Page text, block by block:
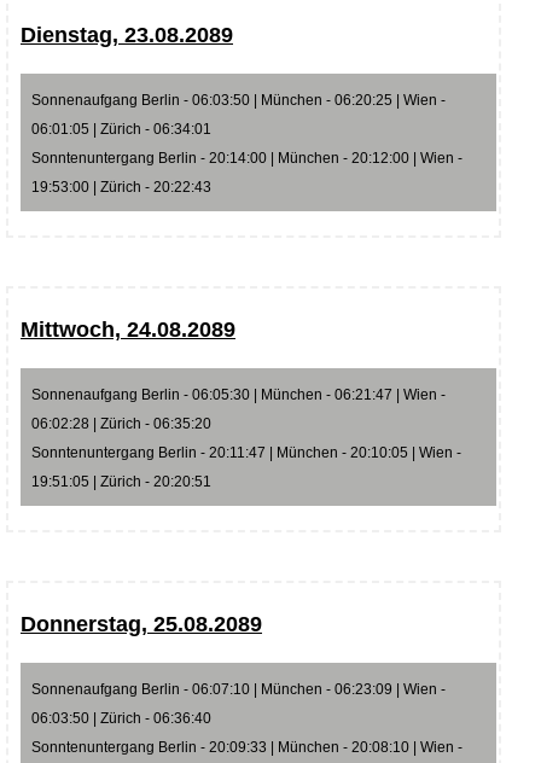
Dienstag, 23.08.2089
Sonnenaufgang Berlin - 06:03:50 | München - 06:20:25 | Wien -
06:01:05 | Zürich - 06:34:01
Sonntenuntergang Berlin - 20:14:00 | München - 20:12:00 | Wien -
19:53:00 | Zürich - 20:22:43
Mittwoch, 24.08.2089
Sonnenaufgang Berlin - 06:05:30 | München - 06:21:47 | Wien -
06:02:28 | Zürich - 06:35:20
Sonntenuntergang Berlin - 20:11:47 | München - 20:10:05 | Wien -
19:51:05 | Zürich - 20:20:51
Donnerstag, 25.08.2089
Sonnenaufgang Berlin - 06:07:10 | München - 06:23:09 | Wien -
06:03:50 | Zürich - 06:36:40
Sonntenuntergang Berlin - 20:09:33 | München - 20:08:10 | Wien -